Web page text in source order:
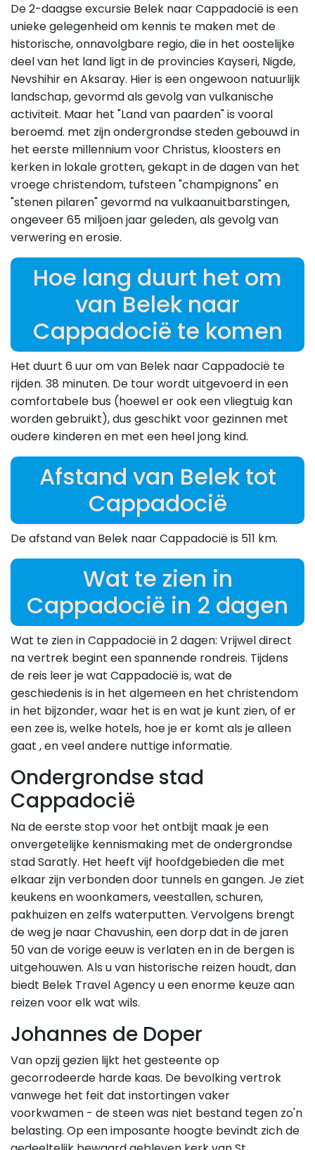
De 2-daagse excursie Belek naar Cappadocië is een
unieke gelegenheid om kennis te maken met de
historische, onnavolgbare regio, die in het oostelijke
deel van het land ligt in de provincies Kayseri, Nigde,
Nevshihir en Aksaray. Hier is een ongewoon natuurlijk
landschap, gevormd als gevolg van vulkanische
activiteit. Maar het "Land van paarden" is vooral
beroemd. met zijn ondergrondse steden gebouwd in
het eerste millennium voor Christus, kloosters en
kerken in lokale grotten, gekapt in de dagen van het
vroege christendom, tufsteen "champignons" en
"stenen pilaren" gevormd na vulkaanuitbarstingen,
ongeveer 65 miljoen jaar geleden, als gevolg van
verwering en erosie.
Hoe lang duurt het om
van Belek naar
Cappadocië te komen
Het duurt 6 uur om van Belek naar Cappadocië te
rijden. 38 minuten. De tour wordt uitgevoerd in een
comfortabele bus (hoewel er ook een vliegtuig kan
worden gebruikt), dus geschikt voor gezinnen met
oudere kinderen en met een heel jong kind.
Afstand van Belek tot
Cappadocië
De afstand van Belek naar Cappadocië is 511 km.
Wat te zien in
Cappadocië in 2 dagen
Wat te zien in Cappadocië in 2 dagen: Vrijwel direct
na vertrek begint een spannende rondreis. Tijdens
de reis leer je wat Cappadocië is, wat de
geschiedenis is in het algemeen en het christendom
in het bijzonder, waar het is en wat je kunt zien, of er
een zee is, welke hotels, hoe je er komt als je alleen
gaat , en veel andere nuttige informatie.
Ondergrondse stad
Cappadocië
Na de eerste stop voor het ontbijt maak je een
onvergetelijke kennismaking met de ondergrondse
stad Saratly. Het heeft vijf hoofdgebieden die met
elkaar zijn verbonden door tunnels en gangen. Je ziet
keukens en woonkamers, veestallen, schuren,
pakhuizen en zelfs waterputten. Vervolgens brengt
de weg je naar Chavushin, een dorp dat in de jaren
50 van de vorige eeuw is verlaten en in de bergen is
uitgehouwen. Als u van historische reizen houdt, dan
biedt Belek Travel Agency u een enorme keuze aan
reizen voor elk wat wils.
Johannes de Doper
Van opzij gezien lijkt het gesteente op
gecorrodeerde harde kaas. De bevolking vertrok
vanwege het feit dat instortingen vaker
voorkwamen - de steen was niet bestand tegen zo'n
belasting. Op een imposante hoogte bevindt zich de